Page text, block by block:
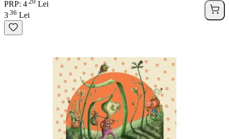
PRP: 4
Lei
3.36 Lei